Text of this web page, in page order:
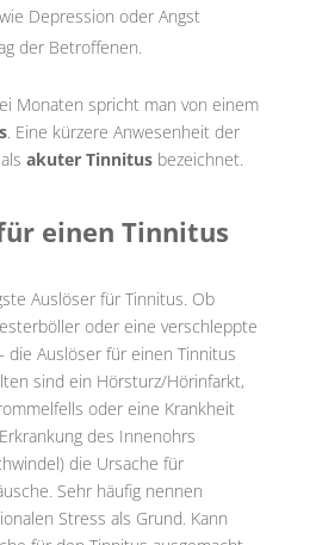
Depression oder Angst
der Betroffenen.
Monaten spricht man von einem
. Eine kürzere Anwesenheit der
akuter Tinnitusbezeichnet.
einen Tinnitus
Auslöser für Tinnitus. Ob
oder eine verschleppte
die Auslöser für einen Tinnitus
sind ein Hörsturz/Hörinfarkt,
oder eine Krankheit
des Innenohrs
die Ursache für
Sehr häufig nennen
Stress als Grund. Kann